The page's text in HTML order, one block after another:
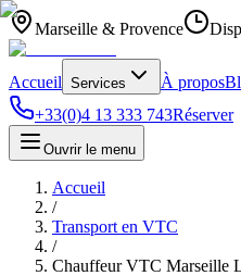
Marseille & Provence
Accueil Services À propos
+33(0)4 13 333 743Réserver
Ouvrir le menu
Accueil
/
Transport en VTC
/
Chauffeur VTC Marseille